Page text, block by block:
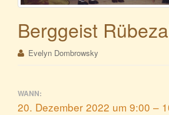
Berggeist
Evelyn Dombrowsky
WANN:
20. Dezember 2022 um 9:00 –